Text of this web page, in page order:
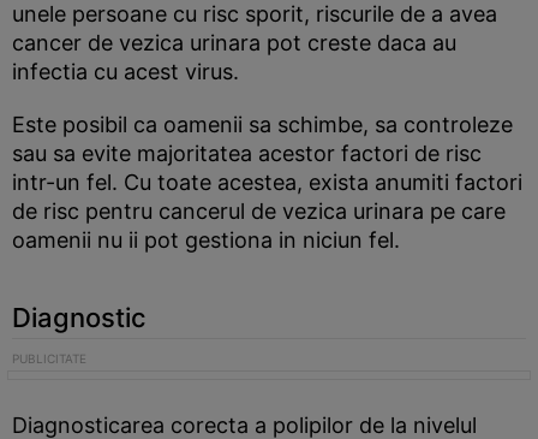
unele persoane cu risc sporit, riscurile de a avea
cancer de vezica urinara pot creste daca au
infectia cu acest virus.
Este posibil ca oamenii sa schimbe, sa controleze
sau sa evite majoritatea acestor factori de risc
intr-un fel. Cu toate acestea, exista anumiti factori
de risc pentru cancerul de vezica urinara pe care
oamenii nu ii pot gestiona in niciun fel.
Diagnostic
Diagnosticarea corecta a polipilor de la nivelul